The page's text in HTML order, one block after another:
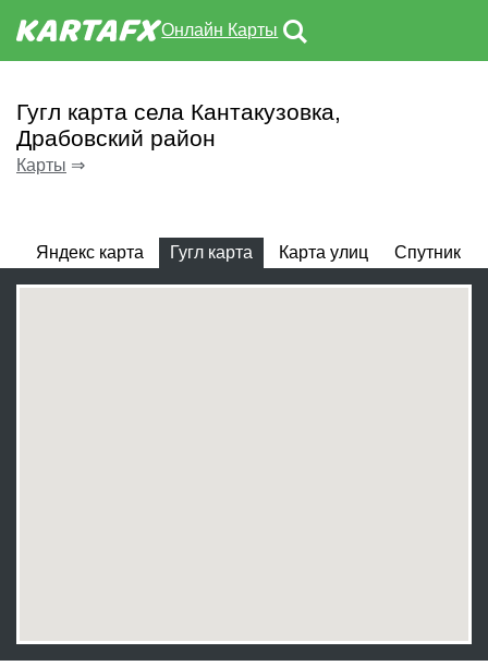
Онлайн Карты
Гугл карта села Кантакузовка,
Драбовский район
Карты ⇒
Яндекс карта Гугл карта Карта улиц Спутник